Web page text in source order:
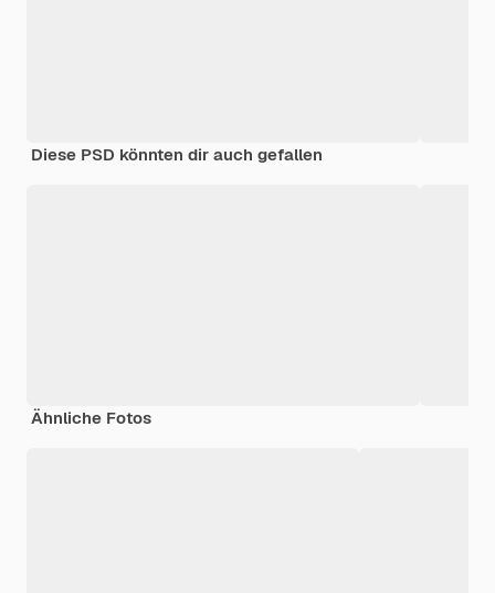
Diese PSD könnten dir auch gefallen
Ähnliche Fotos